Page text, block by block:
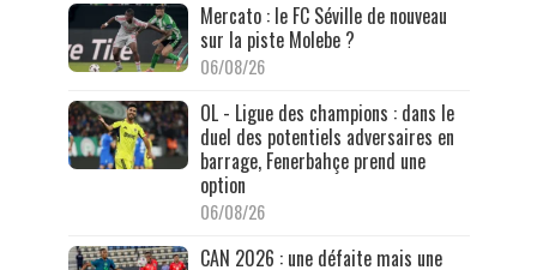
Mercato : le FC Séville de nouveau
sur la piste Molebe ?
06/08/26
OL - Ligue des champions : dans le
duel des potentiels adversaires en
barrage, Fenerbahçe prend une
option
06/08/26
CAN 2026 : une défaite mais une